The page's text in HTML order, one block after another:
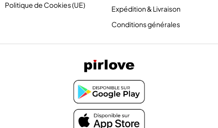
Politique de Cookies (UE)
Expédition & Livraison
Conditions générales